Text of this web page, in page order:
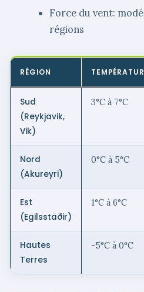
Force du vent:
régions
RÉGION
Sud
(Reykjavik,
Vik)
3°C à 7°C
Nord
(Akureyri)
0°C à 5°C
Est
(Egilsstaðir)
1°C à 6°C
Hautes
Terres
-5°C à 0°C